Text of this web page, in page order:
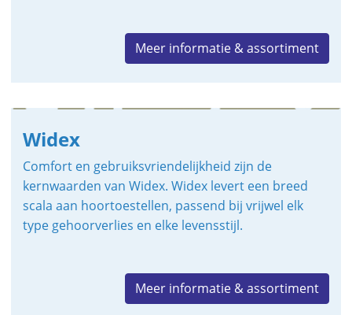
Meer informatie & assortiment
Widex
Comfort en gebruiksvriendelijkheid zijn de
kernwaarden van Widex. Widex levert een breed
scala aan hoortoestellen, passend bij vrijwel elk
type gehoorverlies en elke levensstijl.
Meer informatie & assortiment